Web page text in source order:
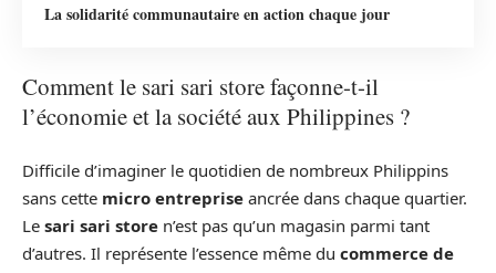
La solidarité communautaire en action chaque jour
Comment le sari sari store façonne-t-il
l’économie et la société aux Philippines ?
Difficile d’imaginer le quotidien de nombreux Philippins
sans cette micro entreprise ancrée dans chaque quartier.
Le sari sari store n’est pas qu’un magasin parmi tant
d’autres. Il représente l’essence même du commerce de